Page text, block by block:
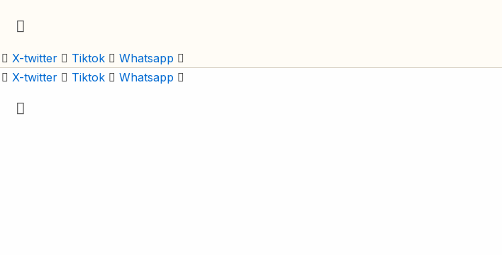
X-twitter Tiktok
Whatsapp
X-twitter Tiktok Whatsapp